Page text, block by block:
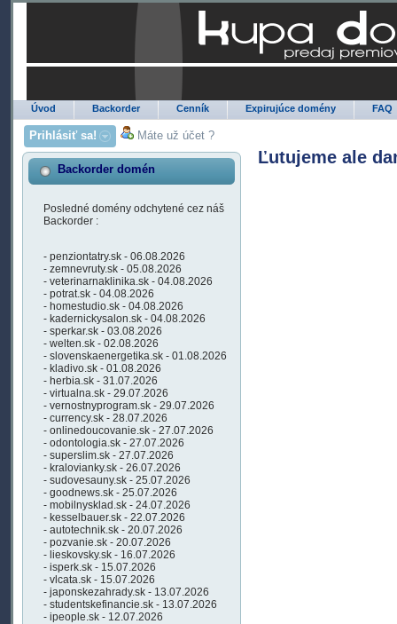
Úvod Backorder Cenník Expirujúce domény FAQ
Prihlásiť sa! Máte už účet ?
Backorder domén
Posledné domény odchytené cez náš
Backorder :
- penziontatry.sk - 06.08.2026
- zemnevruty.sk - 05.08.2026
- veterinarnaklinika.sk - 04.08.2026
- potrat.sk - 04.08.2026
- homestudio.sk - 04.08.2026
- kadernickysalon.sk - 04.08.2026
- sperkar.sk - 03.08.2026
- welten.sk - 02.08.2026
- slovenskaenergetika.sk - 01.08.2026
- kladivo.sk - 01.08.2026
- herbia.sk - 31.07.2026
- virtualna.sk - 29.07.2026
- vernostnyprogram.sk - 29.07.2026
- currency.sk - 28.07.2026
- onlinedoucovanie.sk - 27.07.2026
- odontologia.sk - 27.07.2026
- superslim.sk - 27.07.2026
- kralovianky.sk - 26.07.2026
- sudovesauny.sk - 25.07.2026
- goodnews.sk - 25.07.2026
- mobilnysklad.sk - 24.07.2026
- kesselbauer.sk - 22.07.2026
- autotechnik.sk - 20.07.2026
- pozvanie.sk - 20.07.2026
- lieskovsky.sk - 16.07.2026
- isperk.sk - 15.07.2026
- vlcata.sk - 15.07.2026
- japonskezahrady.sk - 13.07.2026
- studentskefinancie.sk - 13.07.2026
- ipeople.sk - 12.07.2026
Ľutujeme ale